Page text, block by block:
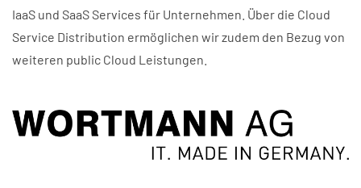
IaaS und SaaS Services für Unternehmen. Über die Cloud
Service Distribution ermöglichen wir zudem den Bezug von
weiteren public Cloud Leistungen.